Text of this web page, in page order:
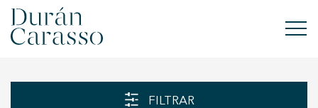
FILTRAR